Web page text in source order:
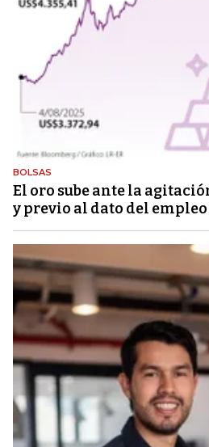
BOLSAS
El oro sube ante la
y previo al dato del empleo